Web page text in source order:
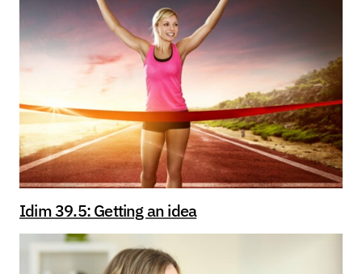
Idim 39.5: Getting an idea